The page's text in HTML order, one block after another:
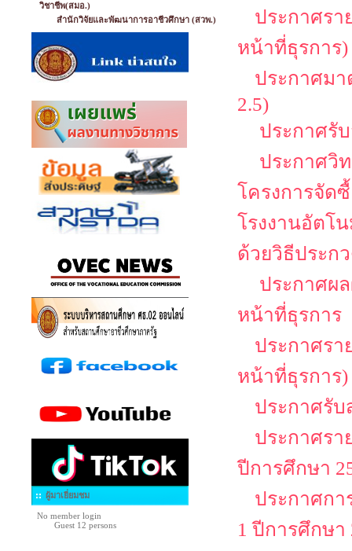
วิชาชีพ(สมอ.)
สำนักวิจัยและพัฒนาการอาชีวศึกษา (สวพ.)
ผู้มาเยี่ยมชม
No member login
Guest 12 persons
ประกาศรา
หน้าที่ธุรการ)
ประกาศมา
2.5)
ประกาศรั
ประกาศวิ
โครงการจัด
โรงงานอัตโ
ด้วยวิธีประก
ประกาศผ
หน้าที่ธุรการ
ประกาศรา
หน้าที่ธุรการ)
ประกาศรั
ประกาศรา
ปีการศึกษา
ประกาศกา
1 ปีการศึกษา